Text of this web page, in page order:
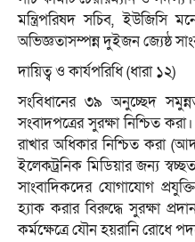
মন্ত্রিপরিষদ সচিব,
অভিজ্ঞতাসম্পন্ন দুইজন জ্যেষ্ঠ
দায়িত্ব ও কার্যপরিধি (ধারা ১২)
সংবিধানের ৩৯ অনুচ্ছেদ
সংবাদপত্রের সুরক্ষা নিশ্চিত
রাখার অধিকার নিশ্চিত করা
ইলেকট্রনিক মিডিয়ার জন্য
সাংবাদিকদের যোগাযোগ
হ্যাক করার বিরুদ্ধে সুরক্ষা
কর্মক্ষেত্রে যৌন হয়রানি রোধে